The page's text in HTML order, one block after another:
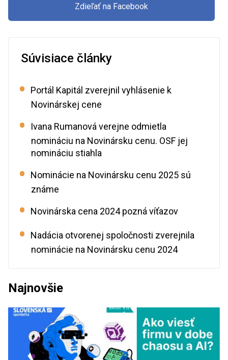
Zdieľať na Facebook
Súvisiace články
Portál Kapitál zverejnil vyhlásenie k
Novinárskej cene
Ivana Rumanová verejne odmietla
nomináciu na Novinársku cenu. OSF jej
nomináciu stiahla
Nominácie na Novinársku cenu 2025 sú
známe
Novinárska cena 2024 pozná víťazov
Nadácia otvorenej spoločnosti zverejnila
nominácie na Novinársku cenu 2024
Najnovšie